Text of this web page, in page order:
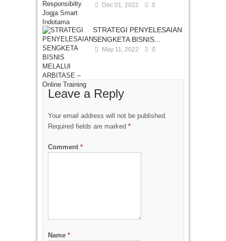
Dec 01, 2022 0
STRATEGI PENYELESAIAN
SENGKETA BISNIS...
May 11, 2022 0
Leave a Reply
Your email address will not be published.
Required fields are marked *
Comment *
Name *